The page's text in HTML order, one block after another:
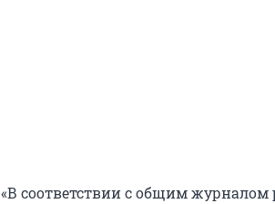
«В соответствии с общим журналом